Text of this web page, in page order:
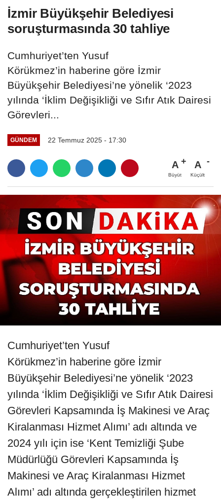
İzmir Büyükşehir Belediyesi
soruşturmasında 30 tahliye
Cumhuriyet’ten Yusuf
Körükmez’in haberine göre İzmir
Büyükşehir Belediyesi’ne yönelik ‘2023
yılında ‘İklim Değişikliği ve Sıfır Atık Dairesi
Görevleri...
GÜNDEM 22 Temmuz 2025 - 17:30
A
Büyüt
A
Küçült
Cumhuriyet’ten Yusuf
Körükmez’in haberine göre İzmir
Büyükşehir Belediyesi’ne yönelik ‘2023
yılında ‘İklim Değişikliği ve Sıfır Atık Dairesi
Görevleri Kapsamında İş Makinesi ve Araç
Kiralanması Hizmet Alımı’ adı altında ve
2024 yılı için ise ‘Kent Temizliği Şube
Müdürlüğü Görevleri Kapsamında İş
Makinesi ve Araç Kiralanması Hizmet
Alımı’ adı altında gerçekleştirilen hizmet